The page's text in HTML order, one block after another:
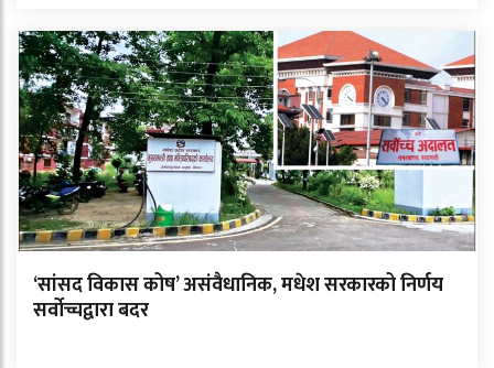
‘सांसद विकास कोष’ असंवैधानिक, मधेश सरकारको निर्णय
सर्वोच्चद्वारा बदर